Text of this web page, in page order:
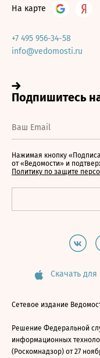
На карте
+7 495 956-34-58
info@vedomosti.ru
Нажимая кнопку
от «Ведомости» и
Политику по защите
Скачать для
Сетевое издание
Решение Федеральной
информационных
(Роскомнадзор) от 27